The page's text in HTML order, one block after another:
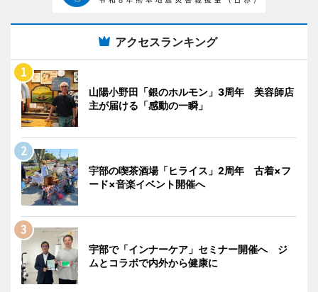
アクセスランキング
山陽小野田「銀のホルモン」3周年 美容師店
主が届ける「感動の一瞬」
宇部の喫茶酒場「ヒライス」2周年 古着×フ
ード×音楽イベント開催へ
宇部で「インナーケア」セミナー開催へ ジ
ムとコラボで内外から健康に